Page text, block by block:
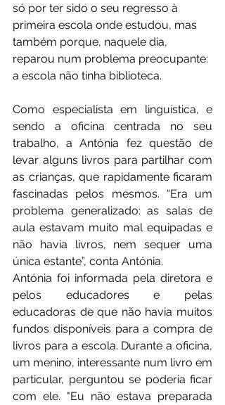
só por ter sido o seu regresso à
primeira escola onde estudou, mas
também porque, naquele dia,
reparou num problema preocupante:
a escola não tinha biblioteca.
Como especialista em linguística, e
sendo a oficina centrada no seu
trabalho, a Antónia fez questão de
levar alguns livros para partilhar com
as crianças, que rapidamente ficaram
fascinadas pelos mesmos. “Era um
problema generalizado: as salas de
aula estavam muito mal equipadas e
não havia livros, nem sequer uma
única estante”, conta Antónia.
Antónia foi informada pela diretora e
pelos educadores e pelas
educadoras de que não havia muitos
fundos disponíveis para a compra de
livros para a escola. Durante a oficina,
um menino, interessante num livro em
particular, perguntou se poderia ficar
com ele. "Eu não estava preparada